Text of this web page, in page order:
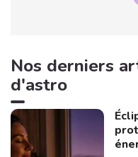
Nos derniers
d'astro